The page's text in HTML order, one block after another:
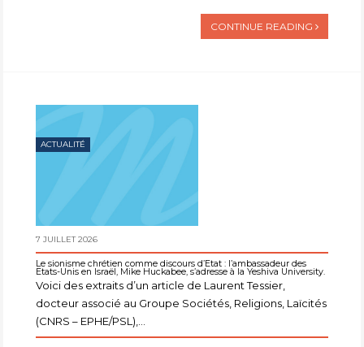
CONTINUE READING
ACTUALITÉ
7 JUILLET 2026
Le sionisme chrétien comme discours d’État : l’ambassadeur des
Etats-Unis en Israël, Mike Huckabee, s’adresse à la Yeshiva University.
Voici des extraits d’un article de Laurent Tessier,
docteur associé au Groupe Sociétés, Religions, Laïcités
(CNRS – EPHE/PSL),...